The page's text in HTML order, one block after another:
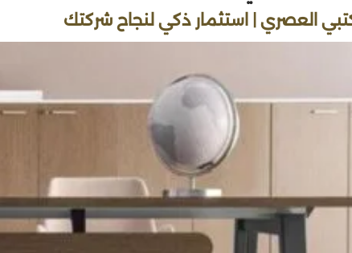
العصري | استثمار ذكي لنجاح شركتك